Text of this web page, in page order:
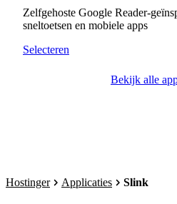
Zelfgehoste Google Reader-
sneltoetsen en mobiele apps
Selecteren
Bekijk alle
Hostinger Applicaties Slink